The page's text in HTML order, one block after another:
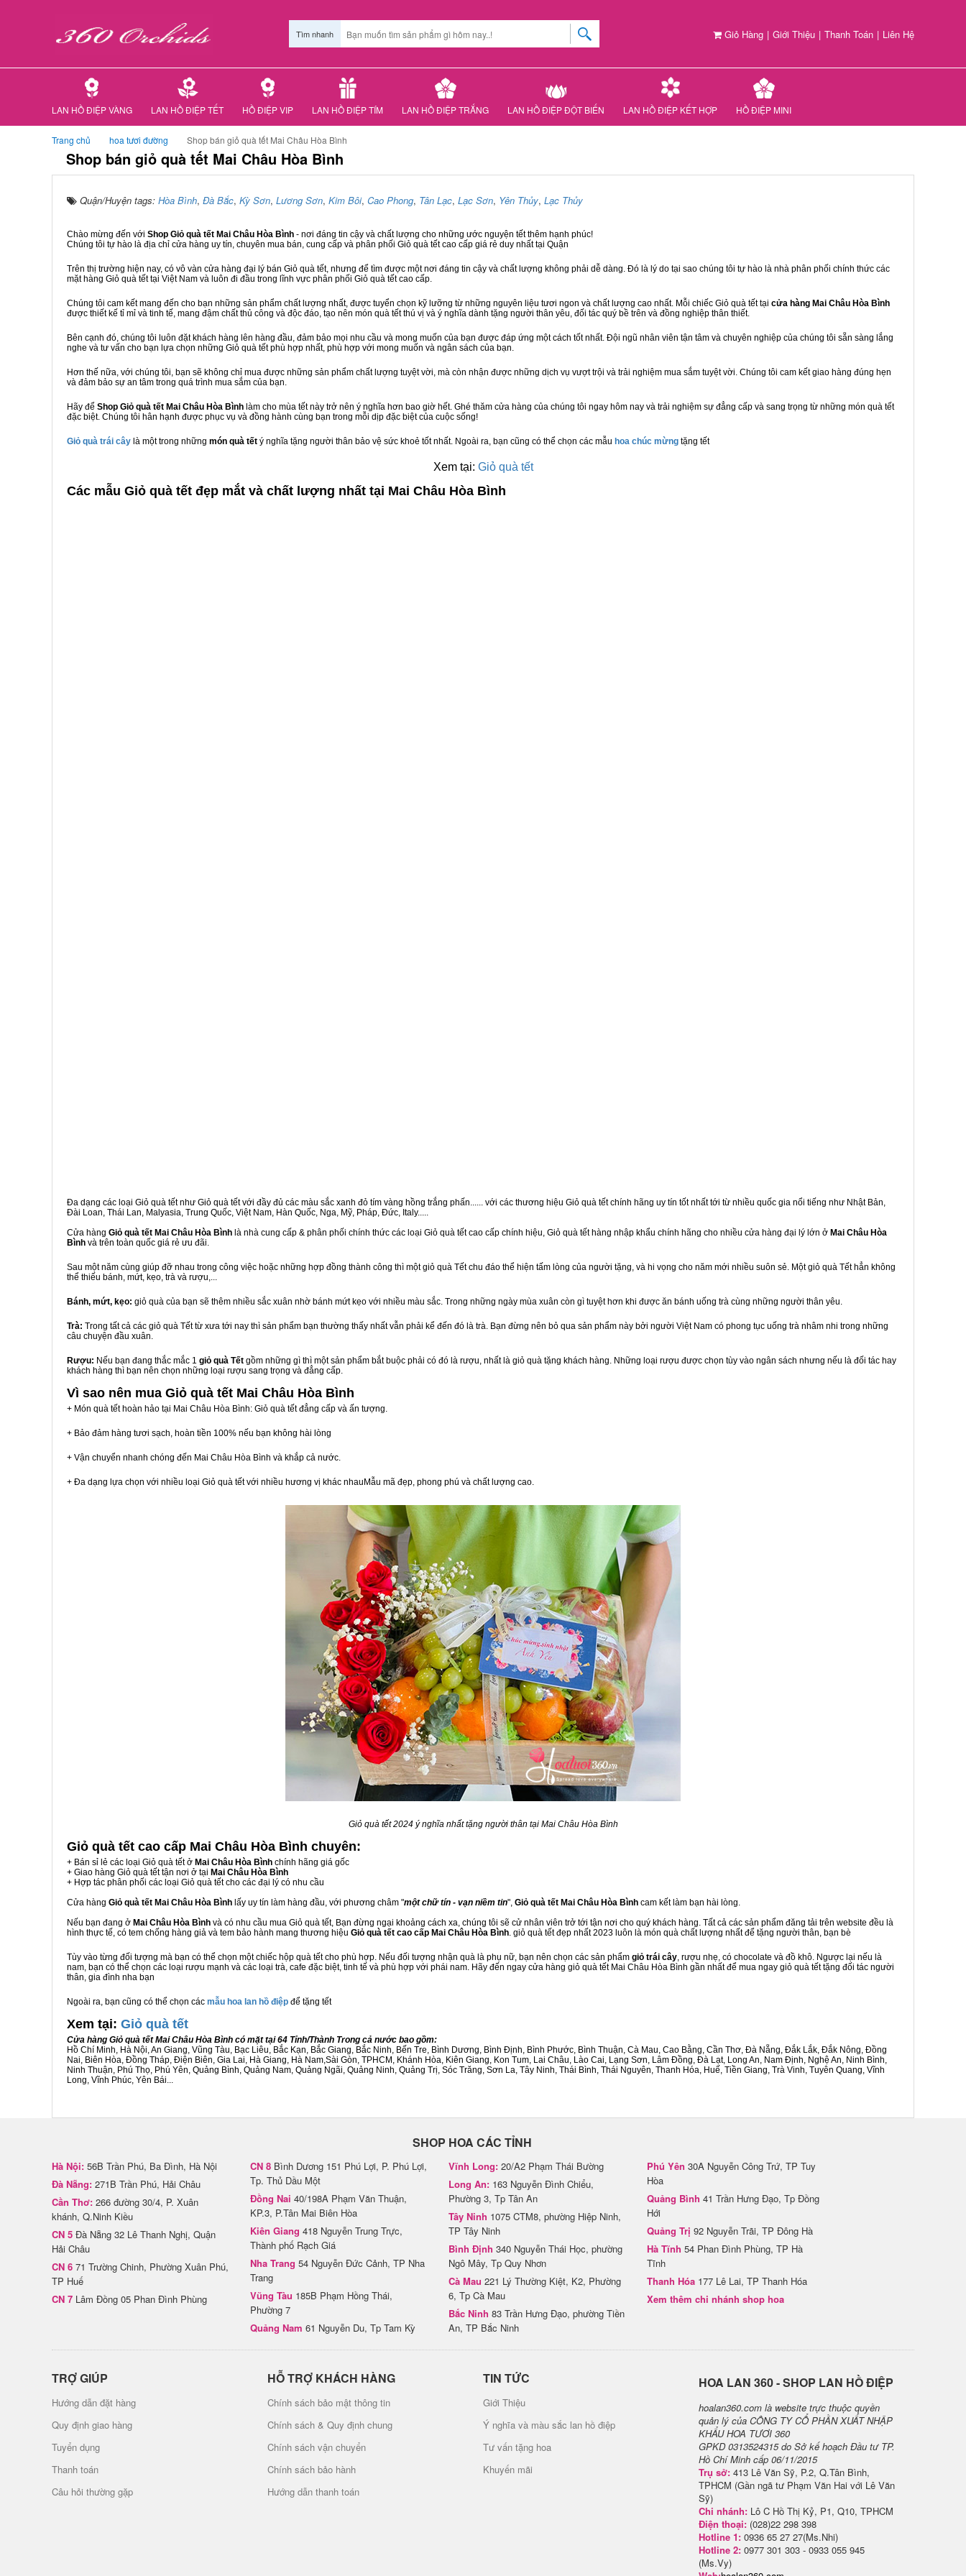
Giỏ Hàng | Giới Thiệu | Thanh Toán | Liên Hệ
Tìm nhanh
LAN HỒ ĐIỆP VÀNG LAN HỒ ĐIỆP TẾT HỒ ĐIỆP VIP LAN HỒ ĐIỆP TÍM LAN HỒ ĐIỆP TRẮNG LAN HỒ ĐIỆP ĐỘT BIẾN LAN HỒ ĐIỆP KẾT HỢP HỒ ĐIỆP MINI
Trang chủ hoa tươi đường Shop bán giỏ quà tết Mai Châu Hòa Bình
Shop bán giỏ quà tết Mai Châu Hòa Bình
Quận/Huyện tags: Hòa Bình, Đà Bắc, Kỳ Sơn, Lương Sơn, Kim Bôi, Cao Phong, Tân Lạc, Lạc Sơn, Yên Thủy, Lạc Thủy
Chào mừng đến với Shop Giỏ quà tết Mai Châu Hòa Bình - nơi đáng tin cậy và chất lượng cho những ước nguyện tết thêm hạnh phúc!
Chúng tôi tự hào là địa chỉ cửa hàng uy tín, chuyên mua bán, cung cấp và phân phối Giỏ quà tết cao cấp giá rẻ duy nhất tại Quận
Trên thị trường hiện nay, có vô vàn cửa hàng đại lý bán Giỏ quà tết, nhưng để tìm được một nơi đáng tin cậy và chất lượng không phải dễ dàng. Đó là lý do tại sao chúng tôi tự hào là nhà phân phối chính thức các
mặt hàng Giỏ quà tết tại Việt Nam và luôn đi đầu trong lĩnh vực phân phối Giỏ quà tết cao cấp.
Chúng tôi cam kết mang đến cho bạn những sản phẩm chất lượng nhất, được tuyển chọn kỹ lưỡng từ những nguyên liệu tươi ngon và chất lượng cao nhất. Mỗi chiếc Giỏ quà tết tại cửa hàng Mai Châu Hòa Bình
được thiết kế tỉ mỉ và tinh tế, mang đậm chất thủ công và độc đáo, tạo nên món quà tết thú vị và ý nghĩa dành tặng người thân yêu, đối tác quý bề trên và đồng nghiệp thân thiết.
Bên cạnh đó, chúng tôi luôn đặt khách hàng lên hàng đầu, đảm bảo mọi nhu cầu và mong muốn của bạn được đáp ứng một cách tốt nhất. Đội ngũ nhân viên tận tâm và chuyên nghiệp của chúng tôi sẵn sàng lắng
nghe và tư vấn cho bạn lựa chọn những Giỏ quà tết phù hợp nhất, phù hợp với mong muốn và ngân sách của bạn.
Hơn thế nữa, với chúng tôi, bạn sẽ không chỉ mua được những sản phẩm chất lượng tuyệt vời, mà còn nhận được những dịch vụ vượt trội và trải nghiệm mua sắm tuyệt vời. Chúng tôi cam kết giao hàng đúng hẹn
và đảm bảo sự an tâm trong quá trình mua sắm của bạn.
Hãy để Shop Giỏ quà tết Mai Châu Hòa Bình làm cho mùa tết này trở nên ý nghĩa hơn bao giờ hết. Ghé thăm cửa hàng của chúng tôi ngay hôm nay và trải nghiệm sự đẳng cấp và sang trọng từ những món quà tết
đặc biệt. Chúng tôi hân hạnh được phục vụ và đồng hành cùng bạn trong mỗi dịp đặc biệt của cuộc sống!
Giỏ quà trái cây là một trong những món quà tết ý nghĩa tặng người thân bảo vệ sức khoẻ tốt nhất. Ngoài ra, bạn cũng có thể chọn các mẫu hoa chúc mừng tặng tết
Xem tại: Giỏ quà tết
Các mẫu Giỏ quà tết đẹp mắt và chất lượng nhất tại Mai Châu Hòa Bình
Đa dạng các loại Giỏ quà tết như Giỏ quà tết với đầy đủ các màu sắc xanh đỏ tím vàng hồng trắng phấn...... với các thương hiệu Giỏ quà tết chính hãng uy tín tốt nhất tới từ nhiều quốc gia nổi tiếng như Nhật Bản,
Đài Loan, Thái Lan, Malyasia, Trung Quốc, Việt Nam, Hàn Quốc, Nga, Mỹ, Pháp, Đức, Italy.....
Cửa hàng Giỏ quà tết Mai Châu Hòa Bình là nhà cung cấp & phân phối chính thức các loại Giỏ quà tết cao cấp chính hiệu, Giỏ quà tết hàng nhập khẩu chính hãng cho nhiều cửa hàng đại lý lớn ở Mai Châu Hòa
Bình và trên toàn quốc giá rẻ ưu đãi.
Sau một năm cùng giúp đỡ nhau trong công việc hoặc những hợp đồng thành công thì một giỏ quà Tết chu đáo thể hiện tấm lòng của người tặng, và hi vọng cho năm mới nhiều suôn sẻ. Một giỏ quà Tết hẳn không
thể thiếu bánh, mứt, kẹo, trà và rượu,...
Bánh, mứt, kẹo: giỏ quà của bạn sẽ thêm nhiều sắc xuân nhờ bánh mứt kẹo với nhiều màu sắc. Trong những ngày mùa xuân còn gì tuyệt hơn khi được ăn bánh uống trà cùng những người thân yêu.
Trà: Trong tất cả các giỏ quà Tết từ xưa tới nay thì sản phẩm bạn thường thấy nhất vẫn phải kể đến đó là trà. Bạn đừng nên bỏ qua sản phẩm này bởi người Việt Nam có phong tục uống trà nhâm nhi trong những
câu chuyện đầu xuân.
Rượu: Nếu bạn đang thắc mắc 1 giỏ quà Tết gồm những gì thì một sản phẩm bắt buộc phải có đó là rượu, nhất là giỏ quà tặng khách hàng. Những loại rượu được chọn tùy vào ngân sách nhưng nếu là đối tác hay
khách hàng thì bạn nên chọn những loại rượu sang trọng và đẳng cấp.
Vì sao nên mua Giỏ quà tết Mai Châu Hòa Bình
+ Món quà tết hoàn hảo tại Mai Châu Hòa Bình: Giỏ quà tết đẳng cấp và ấn tượng.
+ Bảo đảm hàng tươi sạch, hoàn tiền 100% nếu bạn không hài lòng
+ Vận chuyển nhanh chóng đến Mai Châu Hòa Bình và khắp cả nước.
+ Đa dạng lựa chọn với nhiều loại Giỏ quà tết với nhiều hương vị khác nhauMẫu mã đẹp, phong phú và chất lượng cao.
Giỏ quà tết 2024 ý nghĩa nhất tặng người thân tại Mai Châu Hòa Bình
Giỏ quà tết cao cấp Mai Châu Hòa Bình chuyên:
+ Bán sỉ lẻ các loại Giỏ quà tết ở Mai Châu Hòa Bình chính hãng giá gốc
+ Giao hàng Giỏ quà tết tận nơi ở tại Mai Châu Hòa Bình
+ Hợp tác phân phối các loại Giỏ quà tết cho các đại lý có nhu cầu
Cửa hàng Giỏ quà tết Mai Châu Hòa Bình lấy uy tín làm hàng đầu, với phương châm "một chữ tín - vạn niềm tin", Giỏ quà tết Mai Châu Hòa Bình cam kết làm bạn hài lòng.
Nếu bạn đang ở Mai Châu Hòa Bình và có nhu cầu mua Giỏ quà tết, Bạn đừng ngại khoảng cách xa, chúng tôi sẽ cử nhân viên trở tới tận nơi cho quý khách hàng. Tất cả các sản phẩm đăng tải trên website đều là
hình thực tế, có tem chống hàng giả và tem bảo hành mang thương hiệu Giỏ quà tết cao cấp Mai Châu Hòa Bình. giỏ quà tết đẹp nhất 2023 luôn là món quà chất lượng nhất để tặng người thân, bạn bè
Tùy vào từng đối tượng mà bạn có thể chọn một chiếc hộp quà tết cho phù hợp. Nếu đối tượng nhận quà là phụ nữ, bạn nên chọn các sản phẩm giỏ trái cây, rượu nhẹ, có chocolate và đồ khô. Ngược lại nếu là
nam, bạn có thể chọn các loại rượu mạnh và các loại trà, cafe đặc biệt, tinh tế và phù hợp với phái nam. Hãy đến ngay cửa hàng giỏ quà tết Mai Châu Hòa Bình gần nhất để mua ngay giỏ quà tết tặng đối tác người
thân, gia đình nha bạn
Ngoài ra, bạn cũng có thể chọn các mẫu hoa lan hồ điệp để tặng tết
Xem tại: Giỏ quà tết
Cửa hàng Giỏ quà tết Mai Châu Hòa Bình có mặt tại 64 Tỉnh/Thành Trong cả nước bao gồm:
Hồ Chí Minh, Hà Nội, An Giang, Vũng Tàu, Bạc Liêu, Bắc Kạn, Bắc Giang, Bắc Ninh, Bến Tre, Bình Dương, Bình Định, Bình Phước, Bình Thuận, Cà Mau, Cao Bằng, Cần Thơ, Đà Nẵng, Đắk Lắk, Đắk Nông, Đồng
Nai, Biên Hòa, Đồng Tháp, Điện Biên, Gia Lai, Hà Giang, Hà Nam,Sài Gòn, TPHCM, Khánh Hòa, Kiên Giang, Kon Tum, Lai Châu, Lào Cai, Lạng Sơn, Lâm Đồng, Đà Lạt, Long An, Nam Định, Nghệ An, Ninh Bình,
Ninh Thuận, Phú Thọ, Phú Yên, Quảng Bình, Quảng Nam, Quảng Ngãi, Quảng Ninh, Quảng Trị, Sóc Trăng, Sơn La, Tây Ninh, Thái Bình, Thái Nguyên, Thanh Hóa, Huế, Tiền Giang, Trà Vinh, Tuyên Quang, Vĩnh
Long, Vĩnh Phúc, Yên Bái...
SHOP HOA CÁC TỈNH
Hà Nội: 56B Trần Phú, Ba Đình, Hà Nội
Đà Nẵng: 271B Trần Phú, Hải Châu
Cần Thơ: 266 đường 30/4, P. Xuân
khánh, Q.Ninh Kiều
CN 5 Đà Nẵng 32 Lê Thanh Nghị, Quận
Hải Châu
CN 6 71 Trường Chinh, Phường Xuân Phú,
TP Huế
CN 7 Lâm Đồng 05 Phan Đình Phùng
CN 8 Bình Dương 151 Phú Lợi, P. Phú Lợi,
Tp. Thủ Dầu Một
Đồng Nai 40/198A Phạm Văn Thuận,
KP.3, P.Tân Mai Biên Hòa
Kiên Giang 418 Nguyễn Trung Trực,
Thành phố Rạch Giá
Nha Trang 54 Nguyễn Đức Cảnh, TP Nha
Trang
Vũng Tàu 185B Phạm Hồng Thái,
Phường 7
Quảng Nam 61 Nguyễn Du, Tp Tam Kỳ
Vĩnh Long: 20/A2 Phạm Thái Bường
Long An: 163 Nguyễn Đình Chiểu,
Phường 3, Tp Tân An
Tây Ninh 1075 CTM8, phường Hiệp Ninh,
TP Tây Ninh
Bình Định 340 Nguyễn Thái Học, phường
Ngô Mây, Tp Quy Nhơn
Cà Mau 221 Lý Thường Kiệt, K2, Phường
6, Tp Cà Mau
Bắc Ninh 83 Trần Hưng Đạo, phường Tiền
An, TP Bắc Ninh
Phú Yên 30A Nguyễn Công Trứ, TP Tuy
Hòa
Quảng Bình 41 Trần Hưng Đạo, Tp Đồng
Hới
Quảng Trị 92 Nguyễn Trãi, TP Đông Hà
Hà Tĩnh 54 Phan Đình Phùng, TP Hà
Tĩnh
Thanh Hóa 177 Lê Lai, TP Thanh Hóa
Xem thêm chi nhánh shop hoa
TRỢ GIÚP
Hướng dẫn đặt hàng
Quy định giao hàng
Tuyển dụng
Thanh toán
Câu hỏi thường gặp
HỖ TRỢ KHÁCH HÀNG
Chính sách bảo mật thông tin
Chính sách & Quy định chung
Chính sách vận chuyển
Chính sách bảo hành
Hướng dẫn thanh toán
TIN TỨC
Giới Thiệu
Ý nghĩa và màu sắc lan hồ điệp
Tư vấn tặng hoa
Khuyến mãi
H​OA LAN 360 - SHOP LAN HỒ ĐIỆP
hoalan360.com là website trực thuộc quyền
quản lý của CÔNG TY CỔ PHẦN XUẤT NHẬP
KHẨU HOA TƯƠI 360
GPKD 0313524315 do Sở kế hoạch Đầu tư TP.
Hồ Chí Minh cấp 06/11/2015
Trụ sở: 413 Lê Văn Sỹ, P.2, Q.Tân Bình,
TPHCM (Gần ngã tư Phạm Văn Hai với Lê Văn
Sỹ)
Chi nhánh: Lô C Hồ Thị Kỷ, P1, Q10, TPHCM
Điện thoại: (028)22 298 398
Hotline 1: 0936 65 27 27(Ms.Nhi)
Hotline 2: 0977 301 303 - 0933 055 945
(Ms.Vy)